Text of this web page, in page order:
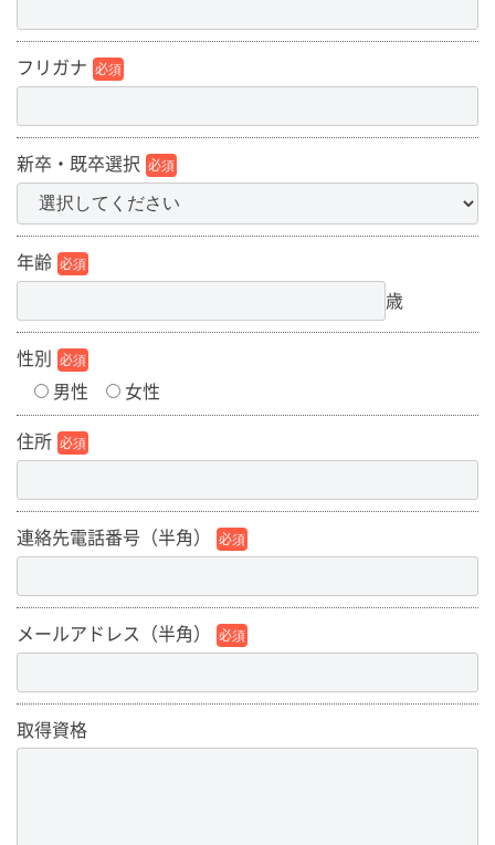
フリガナ 必須
新卒・既卒選択 必須
年齢 必須
歳
性別 必須
男性
女性
住所 必須
連絡先電話番号（半角） 必須
メールアドレス（半角） 必須
取得資格